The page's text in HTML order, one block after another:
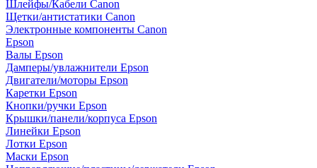
Шлейфы/Кабели Canon
Щетки/антистатики Canon
Электронные компоненты Canon
Epson
Валы Epson
Дамперы/увлажнители Epson
Двигатели/моторы Epson
Каретки Epson
Кнопки/ручки Epson
Крышки/панели/корпуса Epson
Линейки Epson
Лотки Epson
Маски Epson